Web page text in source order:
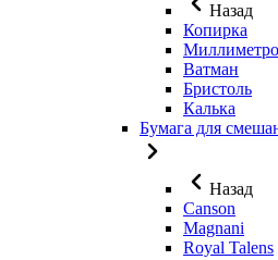
Назад
Копирка
Ватман
Бристоль
Калька
Бумага для
Назад
Canson
Magnani
Royal Talens